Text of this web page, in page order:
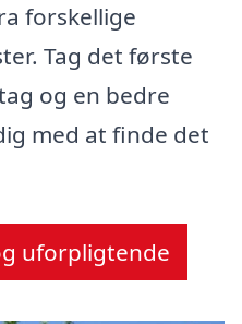
forskellige
Tag det første
og en bedre
med at finde det
uforpligtende